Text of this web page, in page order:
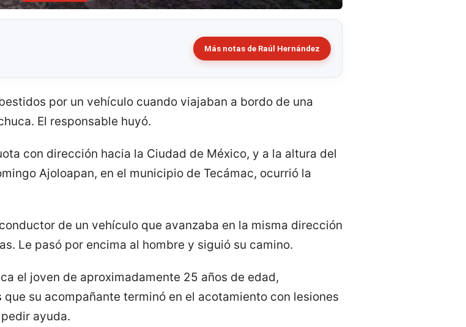
Más notas de Raúl Hernández
por un vehículo cuando viajaban a bordo de una
El responsable huyó.
con dirección hacia la Ciudad de México, y a la altura del
Ajoloapan, en el municipio de Tecámac, ocurrió la
de un vehículo que avanzaba en la misma dirección
Le pasó por encima al hombre y siguió su camino.
el joven de aproximadamente 25 años de edad,
su acompañante terminó en el acotamiento con lesiones
ayuda.